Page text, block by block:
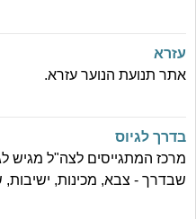
עזרא
אתר תנועת הנוער עזרא.
בדרך לגיוס
מרכז המתגייסים לצה"ל מגיש
שבדרך - צבא, מכינות, ישיבות,